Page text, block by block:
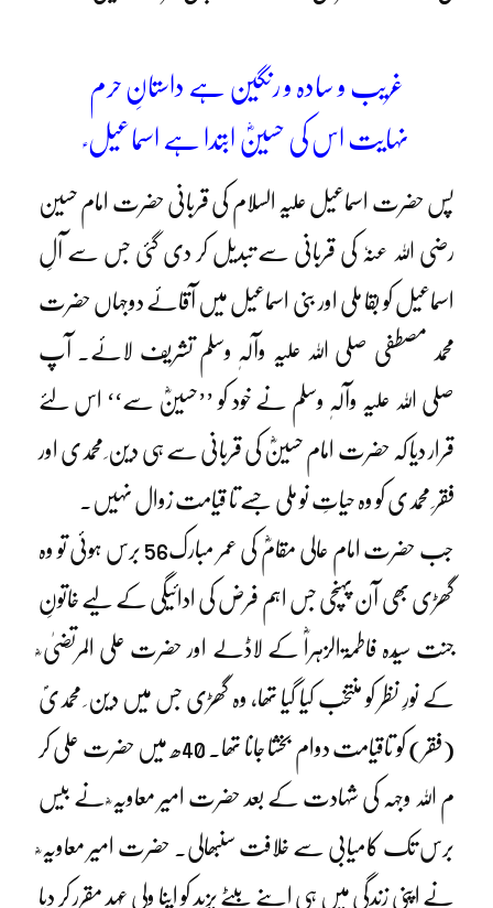
غریب و سادہ و رنگین ہے داستانِ حرم
نہایت اس کی حسینؓ ابتدا ہے اسماعیل ؑ
پس حضرت اسماعیل علیہ السلام کی قربانی حضرت امام حسین
رضی اللہ عنہٗ کی قربانی سے تبدیل کر دی گئی جس سے آلِ
اسماعیل کو بقا ملی اور بنی اسماعیل میں آقائے دوجہاں حضرت
محمد مصطفی صلی اللہ علیہ وآلہٖ وسلم تشریف لائے۔ آپ
صلی اللہ علیہ وآلہٖ وسلم نے خود کو ’’حسینؓ سے‘‘ اس لئے
قرار دیا کہ حضرت امام حسینؓ کی قربانی سے ہی دین ِ محمدی اور
فقر ِ محمدی کو وہ حیاتِ نو ملی جسے تا قیامت زوال نہیں۔
جب حضرت امام عالی مقامؓ کی عمر مبارک56 برس ہوئی تو وہ
گھڑی بھی آن پہنچی جس اہم فرض کی ادائیگی کے لیے خاتونِ
جنت سیّدہ فاطمۃالزہراؓ کے لاڈلے اور حضرت علی المرتضیٰ ؓ
کے نورِ نظر کو منتخب کیا گیا تھا، وہ گھڑی جس میں دین ِ محمدیؐ
(فقر) کو تاقیامت دوام بخشا جانا تھا۔ 40ھ میں حضرت علی کر
م اللہ وجہہ کی شہادت کے بعد حضرت امیر معاویہ ؓ نے بیس
برس تک کامیابی سے خلافت سنبھالی۔ حضرت امیر معاویہ ؓ
نے اپنی زندگی میں ہی اپنے بیٹے یزید کو اپنا ولی عہد مقرر کر دیا